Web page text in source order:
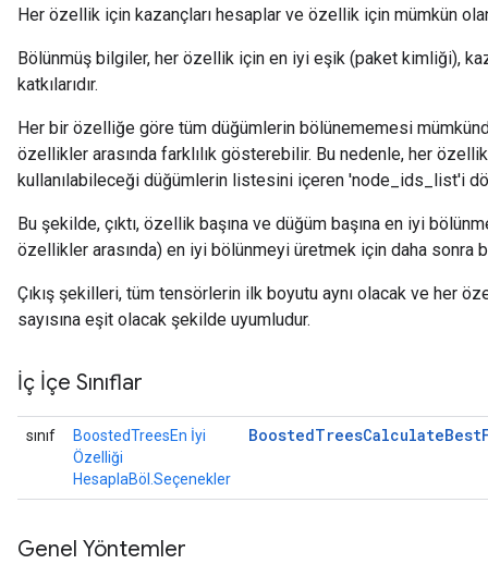
Her özellik için kazançları hesaplar ve özellik için mümkün
Bölünmüş bilgiler, her özellik için en iyi eşik (paket kimliği),
katkılarıdır.
Her bir özelliğe göre tüm düğümlerin bölünememesi
özellikler arasında farklılık gösterebilir. Bu nedenle, her
kullanılabileceği düğümlerin listesini içeren 'node_ids_list'i
Bu şekilde, çıktı, özellik başına ve düğüm başına en iyi
özellikler arasında) en iyi bölünmeyi üretmek için daha sonra
Çıkış şekilleri, tüm tensörlerin ilk boyutu aynı olacak ve her
sayısına eşit olacak şekilde uyumludur.
İç İçe Sınıflar
sınıf
BoostedTreesEn İyi
Özelliği
HesaplaBöl.Seçenekler
BoostedTreesCalculateBest
Genel Yöntemler